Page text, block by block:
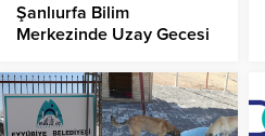
Şanlıurfa Bilim
Merkezinde Uzay Gecesi